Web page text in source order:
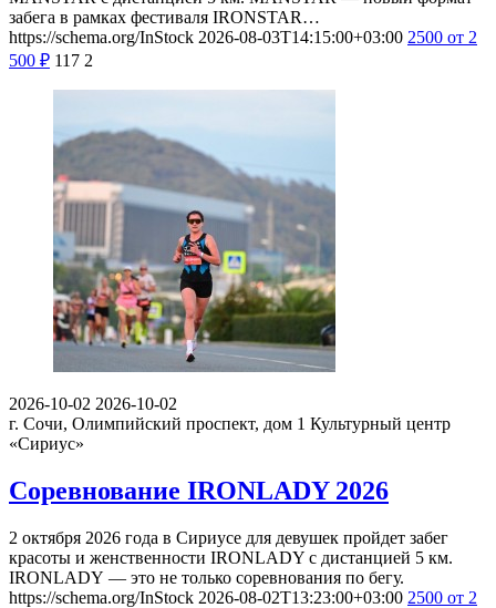
забега в рамках фестиваля IRONSTAR…
https://schema.org/InStock 2026-08-03T14:15:00+03:00 2500 от 2
500 ₽ 117 2
2026-10-02 2026-10-02
г. Сочи, Олимпийский проспект, дом 1 Культурный центр
«Сириус»
Соревнование IRONLADY 2026
2 октября 2026 года в Сириусе для девушек пройдет забег
красоты и женственности IRONLADY с дистанцией 5 км.
IRONLADY — это не только соревнования по бегу.
https://schema.org/InStock 2026-08-02T13:23:00+03:00 2500 от 2